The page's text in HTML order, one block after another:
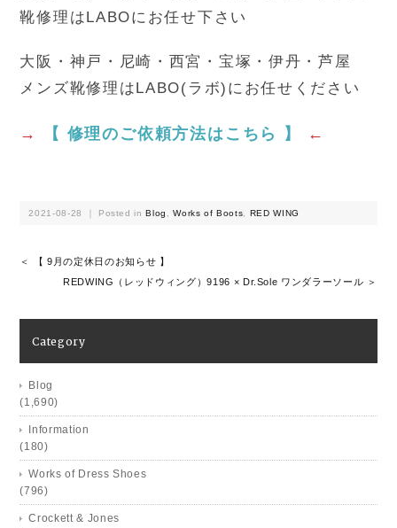
靴修理はLABOにお任せ下さい
大阪・神戸・尼崎・西宮・宝塚・伊丹・芦屋
メンズ靴修理はLABO(ラボ)にお任せください
→ 【 修理のご依頼方法はこちら 】 ←
2021-08-28 ｜ Posted inBlog ,Works of Boots RED WING
＜ 【 9月の定休日のお知らせ 】
REDWING（レッドウィング）9196 × Dr.Sole ワンダラーソール ＞
Category
Blog
(1,690)
Information
(180)
Works of Dress Shoes
(796)
Crockett & Jones